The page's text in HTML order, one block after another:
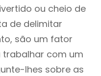
ou cheio de
de delimitar
são um fator
trabalhar com um
lhes sobre as